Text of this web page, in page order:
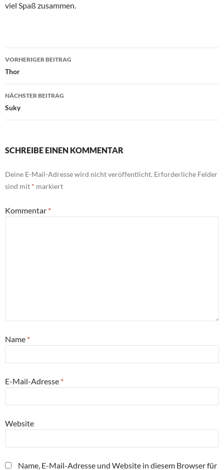
viel Spaß zusammen.
Beitragsnavigation
VORHERIGER BEITRAG
Thor
NÄCHSTER BEITRAG
Suky
SCHREIBE EINEN KOMMENTAR
Deine E-Mail-Adresse wird nicht veröffentlicht. Erforderliche Felder
sind mit * markiert
Kommentar *
Name *
E-Mail-Adresse *
Website
Name, E-Mail-Adresse und Website in diesem Browser für